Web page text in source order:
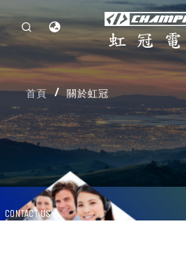
首頁
關於虹冠
投資人專區
企業永續發展
首頁 關於虹冠